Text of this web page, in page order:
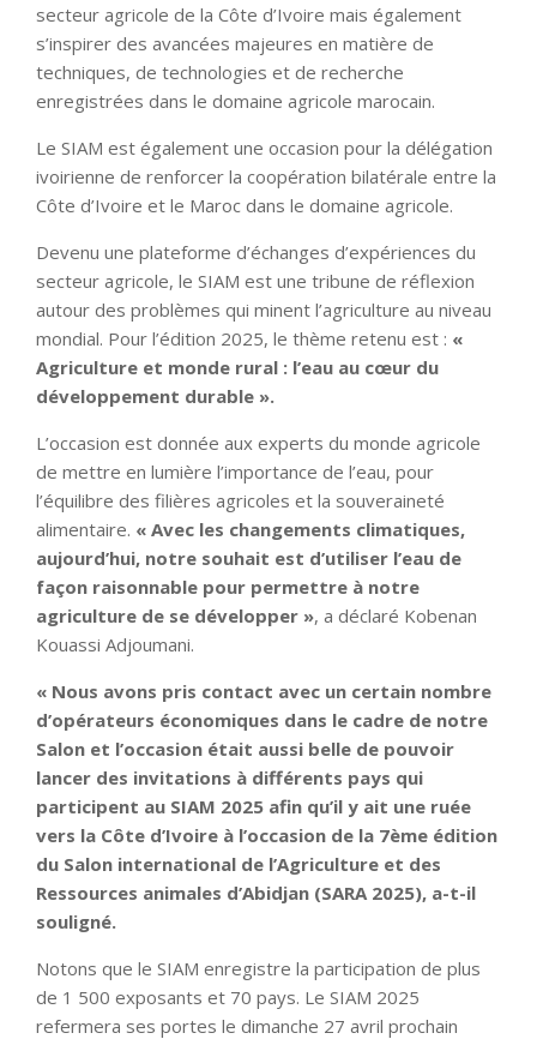
secteur agricole de la Côte d’Ivoire mais également
s’inspirer des avancées majeures en matière de
techniques, de technologies et de recherche
enregistrées dans le domaine agricole marocain.
Le SIAM est également une occasion pour la délégation
ivoirienne de renforcer la coopération bilatérale entre la
Côte d’Ivoire et le Maroc dans le domaine agricole.
Devenu une plateforme d’échanges d’expériences du
secteur agricole, le SIAM est une tribune de réflexion
autour des problèmes qui minent l’agriculture au niveau
mondial. Pour l’édition 2025, le thème retenu est : «
Agriculture et monde rural : l’eau au cœur du
développement durable ».
L’occasion est donnée aux experts du monde agricole
de mettre en lumière l’importance de l’eau, pour
l’équilibre des filières agricoles et la souveraineté
alimentaire. « Avec les changements climatiques,
aujourd’hui, notre souhait est d’utiliser l’eau de
façon raisonnable pour permettre à notre
agriculture de se développer », a déclaré Kobenan
Kouassi Adjoumani.
« Nous avons pris contact avec un certain nombre
d’opérateurs économiques dans le cadre de notre
Salon et l’occasion était aussi belle de pouvoir
lancer des invitations à différents pays qui
participent au SIAM 2025 afin qu’il y ait une ruée
vers la Côte d’Ivoire à l’occasion de la 7ème édition
du Salon international de l’Agriculture et des
Ressources animales d’Abidjan (SARA 2025), a-t-il
souligné.
Notons que le SIAM enregistre la participation de plus
de 1 500 exposants et 70 pays. Le SIAM 2025
refermera ses portes le dimanche 27 avril prochain